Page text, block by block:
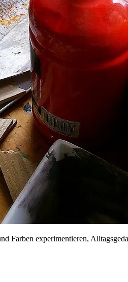
Farben experimentieren,